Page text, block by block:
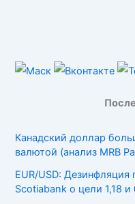
Канадский доллар
валютой (анализ MRB
EUR/USD: Дезинфляция
Scotiabank о цели 1,18 и